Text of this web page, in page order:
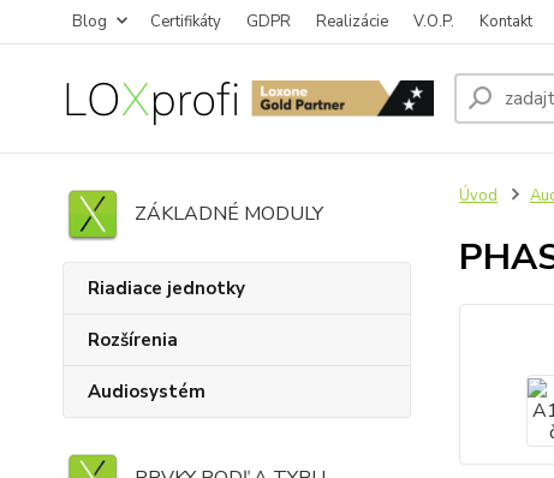
Blog Certifikáty GDPR Realizácie V.O.P. Kontakt
ZÁKLADNÉ MODULY
Riadiace jednotky
Rozšírenia
Audiosystém
Úvod